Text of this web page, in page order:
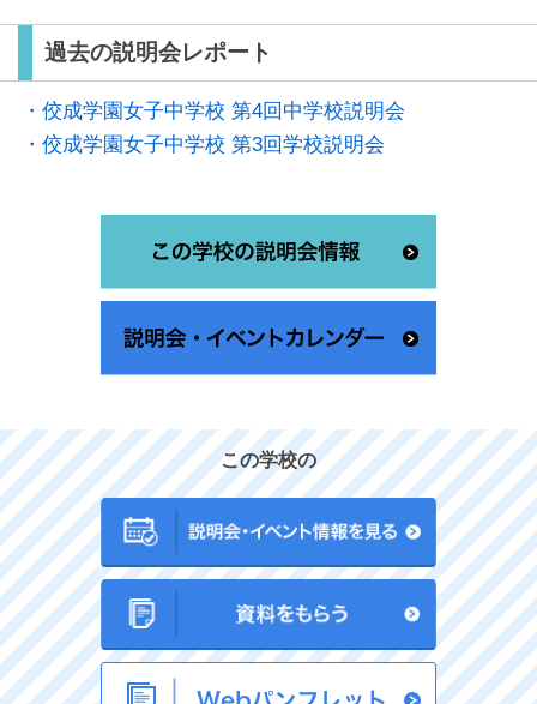
過去の説明会レポート
・佼成学園女子中学校 第4回中学校説明会
・佼成学園女子中学校 第3回学校説明会
この学校の